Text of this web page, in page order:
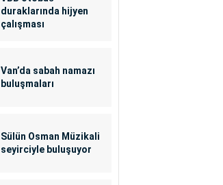
duraklarında hijyen
çalışması
Van’da sabah namazı
buluşmaları
Sülün Osman Müzikali
seyirciyle buluşuyor